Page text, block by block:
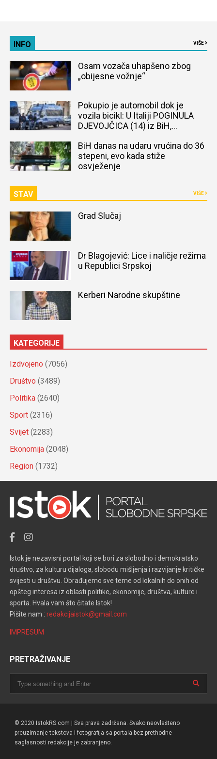
INFO VIŠE
Osam vozača uhapšeno zbog
„obijesne vožnje“
Pokupio je automobil dok je
vozila bicikl: U Italiji POGINULA
DJEVOJČICA (14) iz BiH,
BiH danas na udaru vrućina do 36
stepeni, evo kada stiže
osvježenje
STAV VIŠE
Grad Slučaj
Dr Blagojević: Lice i naličje režima
u Republici Srpskoj
Kerberi Narodne skupštine
KATEGORIJE
Izdvojeno (7056)
Društvo (3489)
Politika (2640)
Sport (2316)
Svijet (2283)
Ekonomija (2048)
Region (1732)
Istok je nezavisni portal koji se bori za slobodno i demokratsko
društvo, za kulturu dijaloga, slobodu mišljenja i razvijanje kritičke
svijesti u društvu. Obrađujemo sve teme od lokalnih do onih od
opšteg interesa iz oblasti politike, ekonomije, društva, kulture i
sporta. Hvala vam što čitate Istok!
Pišite nam : redakcijaistok@gmail.com
IMPRESUM
PRETRAŽIVANJE
© 2020 IstokRS.com | Sva prava zadržana. Svako neovlašteno
preuzimanje tekstova i fotografija sa portala bez prethodne
saglasnosti redakcije je zabranjeno.